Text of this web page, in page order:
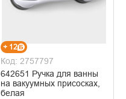
+ 12
Код: 2757797
642651 Ручка для ванны
на вакуумных присосках,
белая